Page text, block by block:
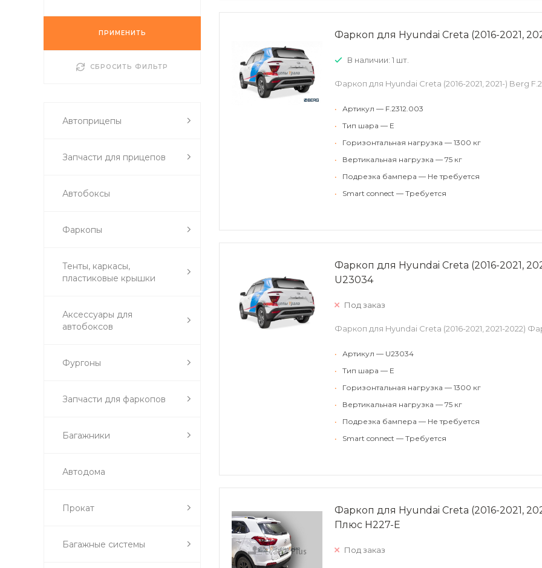
ПРИМЕНИТЬ
СБРОСИТЬ ФИЛЬТР
Автоприцепы
Запчасти для прицепов
Автобоксы
Фаркопы
Тенты, каркасы,
пластиковые крышки
Аксессуары для
автобоксов
Фургоны
Запчасти для фаркопов
Багажники
Автодома
Прокат
Багажные системы
Фаркоп для Hyundai Creta (2016-2021,
В наличии: 1 шт.
Фаркоп для Hyundai Creta (2016-2021, 2021-) Berg
•
Артикул — F.2312.003
•
Тип шара — E
•
Горизонтальная нагрузка — 1300 кг
•
Вертикальная нагрузка — 75 кг
•
Подрезка бампера — Не требуется
•
Smart connect — Требуется
Фаркоп для Hyundai Creta (2016-2021,
U23034
Под заказ
Фаркоп для Hyundai Creta (2016-2021, 2021-2022)
•
Артикул — U23034
•
Тип шара — E
•
Горизонтальная нагрузка — 1300 кг
•
Вертикальная нагрузка — 75 кг
•
Подрезка бампера — Не требуется
•
Smart connect — Требуется
Фаркоп для Hyundai Creta (2016-2021,
Плюс H227-E
Под заказ